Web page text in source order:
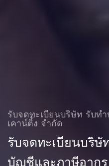
รับจดทะเบียนบริษัท รับทํ
เคาน์ติ้ง จำกัด
รับจดทะเบียนบริษั
บัญชีและภาษีอากร